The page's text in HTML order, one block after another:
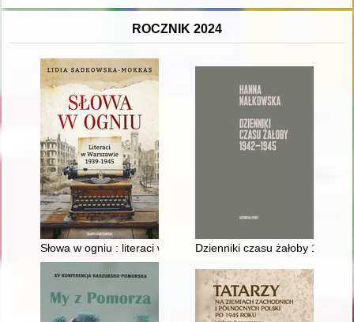
ROCZNIK 2024
Słowa w ogniu : literaci w Warszawie 1939-1945
Dzienniki czasu żałoby 1942-